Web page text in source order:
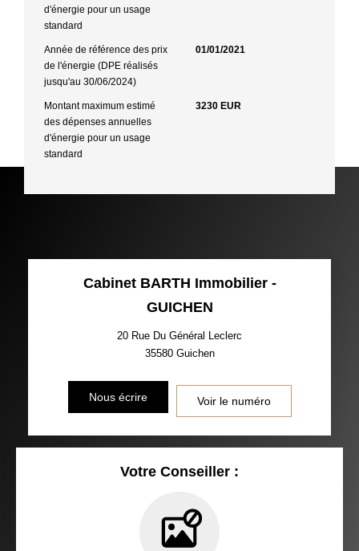
d'énergie pour un usage
standard
Année de référence des prix
de l'énergie (DPE réalisés
jusqu'au 30/06/2024)
01/01/2021
Montant maximum estimé
des dépenses annuelles
d'énergie pour un usage
standard
3230 EUR
Cabinet BARTH Immobilier -
GUICHEN
20 Rue Du Général Leclerc
35580 Guichen
Nous écrire Voir le numéro
Votre Conseiller :